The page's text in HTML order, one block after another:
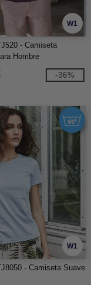
W1
- Camiseta
Hombre
-36%
W1
- Camiseta Suave